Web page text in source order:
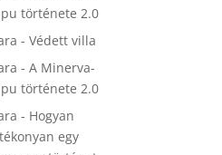
története 2.0
-Védett villa
-A Minerva-
története 2.0
- Hogyan
egy